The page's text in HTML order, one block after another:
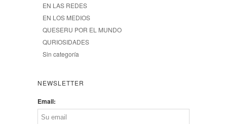
EN LAS REDES
EN LOS MEDIOS
QUESERU POR EL MUNDO
QURIOSIDADES
Sin categoría
NEWSLETTER
Email: